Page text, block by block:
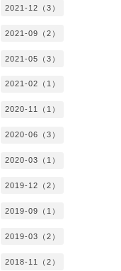
2021-12（3）
2021-09（2）
2021-05（3）
2021-02（1）
2020-11（1）
2020-06（3）
2020-03（1）
2019-12（2）
2019-09（1）
2019-03（2）
2018-11（2）